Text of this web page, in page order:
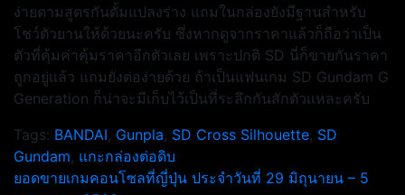
ง่ายตามสูตรกันดั้มแปลงร่าง แถมในกล่องยังมีฐานสำหรับ
โชว์ตัวยานให้ด้วยนะครับ ซึ่งหากดูจากราคาแล้วก็ถือว่าเป็น
ตัวที่คุ้มค่าคุ้มราคาอีกตัวเลย เพราะปกติ SD นี่ก็ขายกันราคา
ถูกอยู่แล้ว แถมยังต่อง่ายด้วย ถ้าเป็นแฟนเกม SD Gundam G
Generation ก็น่าจะมีเก็บไว้เป็นที่ระลึกกันสักตัวแหละครับ
Tags: BANDAI, Gunpla, SD Cross Silhouette, SD
Gundam, แกะกล่องต่อดิบ
แนะแนว
ยอดขายเกมคอนโซลที่ญี่ปุ่น ประจำวันที่ 29 มิถุนายน – 5